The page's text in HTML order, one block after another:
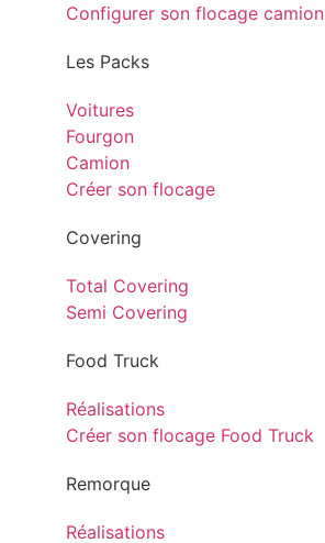
Configurer son flocage camion
Les Packs
Voitures
Fourgon
Camion
Créer son flocage
Covering
Total Covering
Semi Covering
Food Truck
Réalisations
Créer son flocage Food Truck
Remorque
Réalisations